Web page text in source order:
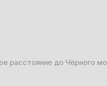
расстояние до Чёрного